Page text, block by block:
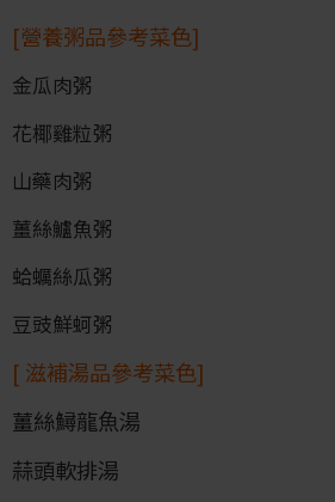
[營養粥品參考菜色]
金瓜肉粥
花椰雞粒粥
山藥肉粥
薑絲鱸魚粥
蛤蠣絲瓜粥
豆豉鮮蚵粥
[ 滋補湯品參考菜色]
薑絲鱘龍魚湯
蒜頭軟排湯